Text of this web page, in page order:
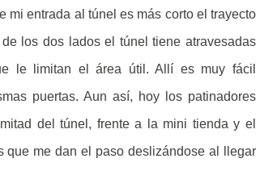
mi entrada al túnel es más corto el trayecto
los dos lados el túnel tiene atravesadas
le limitan el área útil. Allí es muy fácil
puertas. Aun así, hoy los patinadores
del túnel, frente a la mini tienda y el
que me dan el paso deslizándose al llegar